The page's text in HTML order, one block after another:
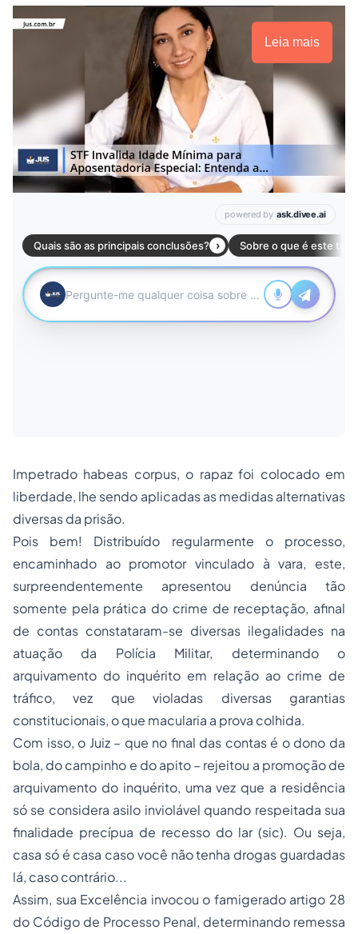
Leia mais
Impetrado habeas corpus, o rapaz foi colocado em
liberdade, lhe sendo aplicadas as medidas alternativas
diversas da prisão.
Pois bem! Distribuído regularmente o processo,
encaminhado ao promotor vinculado à vara, este,
surpreendentemente apresentou denúncia tão
somente pela prática do crime de receptação, afinal
de contas constataram-se diversas ilegalidades na
atuação da Polícia Militar, determinando o
arquivamento do inquérito em relação ao crime de
tráfico, vez que violadas diversas garantias
constitucionais, o que macularia a prova colhida.
Com isso, o Juiz – que no final das contas é o dono da
bola, do campinho e do apito – rejeitou a promoção de
arquivamento do inquérito, uma vez que a residência
só se considera asilo inviolável quando respeitada sua
finalidade precípua de recesso do lar (sic). Ou seja,
casa só é casa caso você não tenha drogas guardadas
lá, caso contrário...
Assim, sua Excelência invocou o famigerado artigo 28
do Código de Processo Penal, determinando remessa